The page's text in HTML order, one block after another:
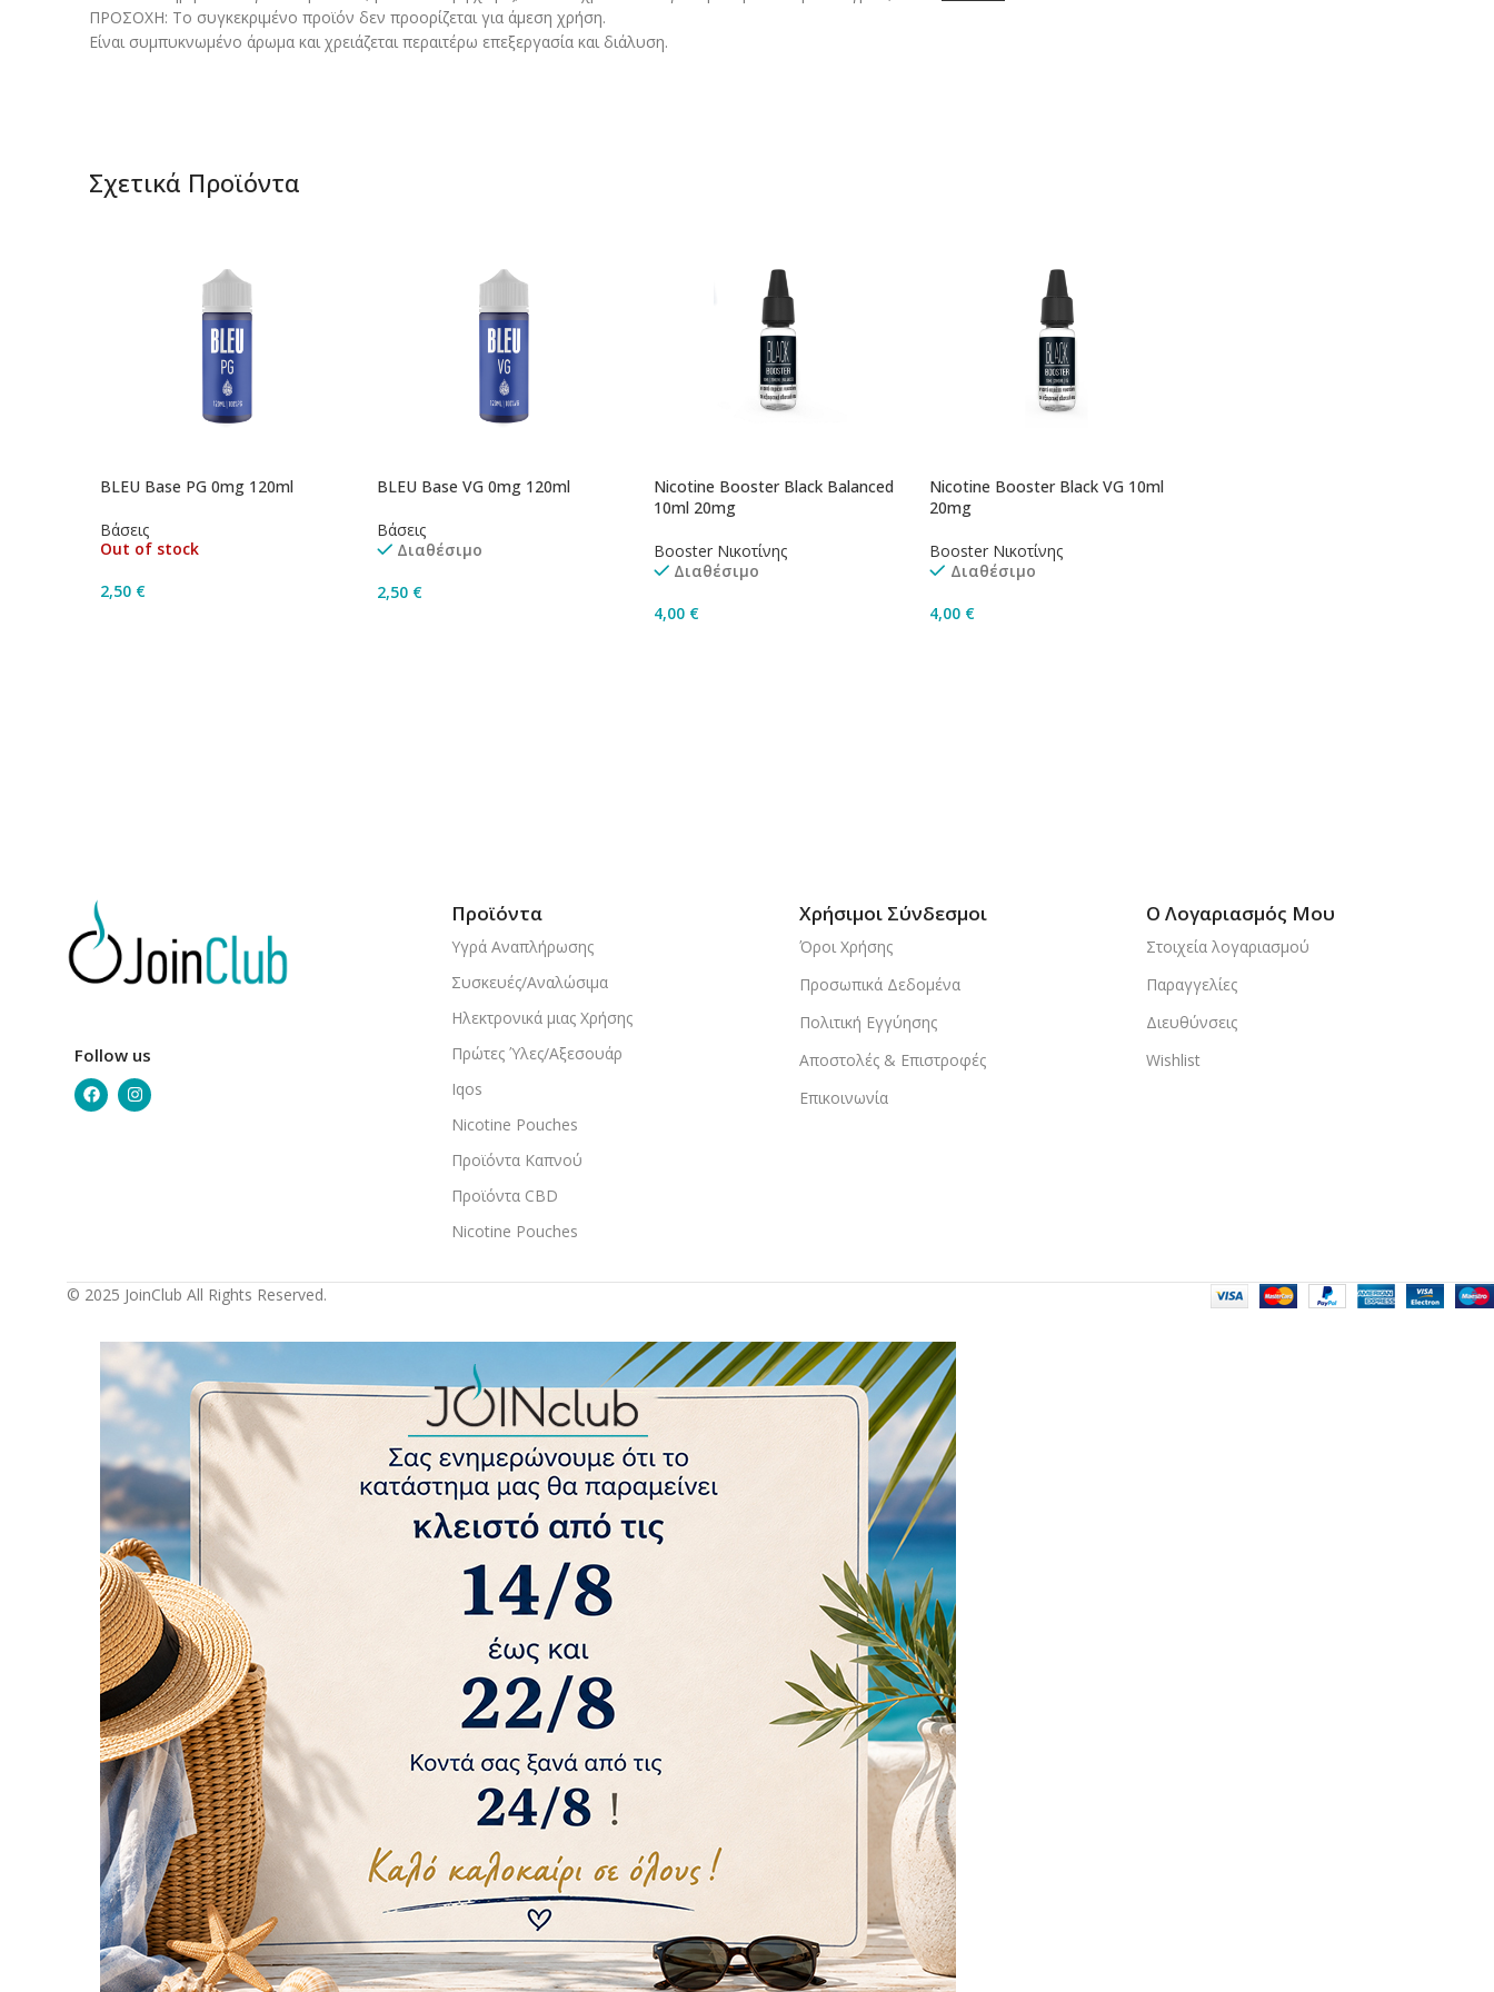
ΠΡΟΣΟΧΗ: Το συγκεκριμένο προϊόν δεν προορίζεται για άμεση χρήση.
Είναι συμπυκνωμένο άρωμα και χρειάζεται περαιτέρω επεξεργασία και διάλυση.
Σχετικά Προϊόντα
BLEU Base PG 0mg 120ml
Βάσεις
Out of stock
2,50 €
BLEU Base VG 0mg 120ml
Βάσεις
Διαθέσιμο
2,50 €
Nicotine Booster Black Balanced
10ml 20mg
Booster Νικοτίνης
Διαθέσιμο
4,00 €
Nicotine Booster Black VG 10ml
20mg
Booster Νικοτίνης
Διαθέσιμο
4,00 €
Follow us
Προϊόντα
Υγρά Αναπλήρωσης
Συσκευές/Αναλώσιμα
Ηλεκτρονικά μιας Χρήσης
Πρώτες Ύλες/Αξεσουάρ
Iqos
Nicotine Pouches
Προϊόντα Καπνού
Προϊόντα CBD
Nicotine Pouches
Χρήσιμοι Σύνδεσμοι
Όροι Χρήσης
Προσωπικά Δεδομένα
Πολιτική Εγγύησης
Αποστολές & Επιστροφές
Επικοινωνία
Ο Λογαριασμός Μου
Στοιχεία λογαριασμού
Παραγγελίες
Διευθύνσεις
Wishlist
© 2025 JoinClub All Rights Reserved.